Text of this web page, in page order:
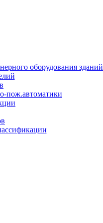
оборудования зданий
пож.автоматики